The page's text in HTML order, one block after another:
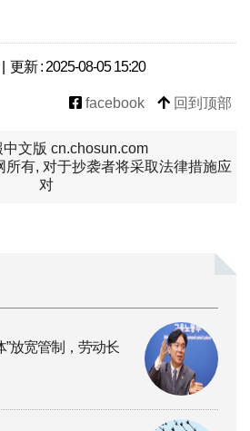
更新 : 2025-08-05 15:20
facebook 回到顶部
文版 cn.chosun.com
有, 对于抄袭者将采取法律措施应
对
”放宽管制，劳动长